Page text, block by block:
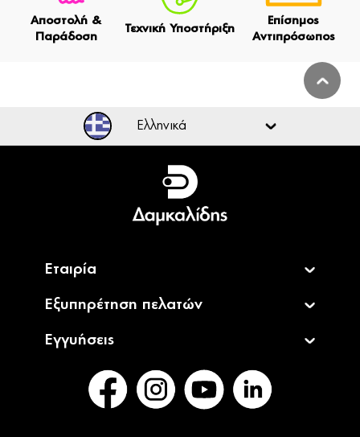
Αποστολή &
Παράδοση
Τεχνική Υποστήριξη
Επίσημος
Αντιπρόσωπος
Ελληνικά
Ελληνικά
English
Εταιρία
Εξυπηρέτηση πελατών
Εγγυήσεις